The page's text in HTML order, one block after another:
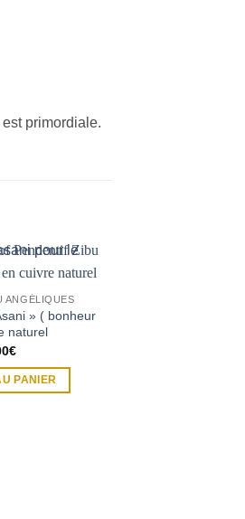
primordiale.
ANGÉLIQUES
» ( bonheur
naturel
€
PANIER